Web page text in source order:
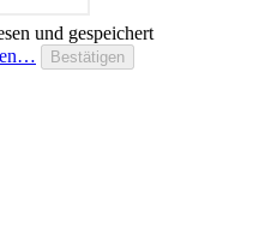
und gespeichert
Bestätigen